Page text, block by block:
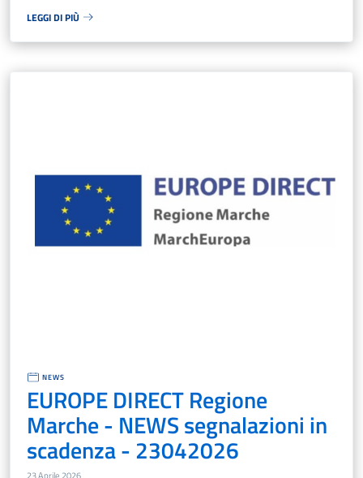
LEGGI DI PIÙ
NEWS
EUROPE DIRECT Regione
Marche - NEWS segnalazioni in
scadenza - 23042026